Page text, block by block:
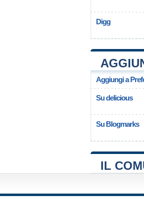
Digg
Aggiungi a
Su delicious
Su Blogmarks
IL